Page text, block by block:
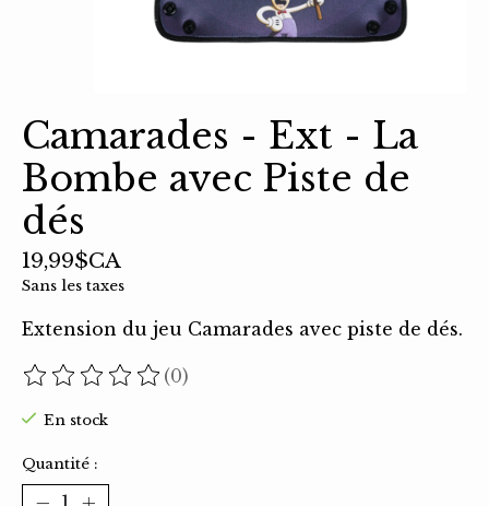
Camarades - Ext - La
Bombe avec Piste de
dés
19,99$CA
Sans les taxes
Extension du jeu Camarades avec piste de dés.
Ce produit est évalué à
(0)
En stock
Quantité :